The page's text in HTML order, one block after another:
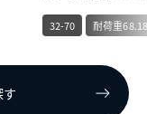
32-70 耐荷重